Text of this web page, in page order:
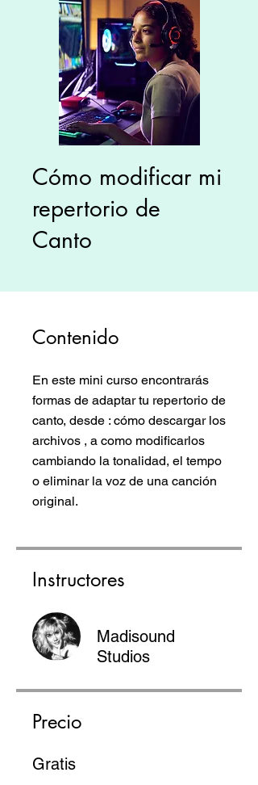
Cómo modificar mi
repertorio de
Canto
Contenido
En este mini curso encontrarás
formas de adaptar tu repertorio de
canto, desde : cómo descargar los
archivos , a como modificarlos
cambiando la tonalidad, el tempo
o eliminar la voz de una canción
original.
Instructores
Madisound
Studios
Precio
Gratis